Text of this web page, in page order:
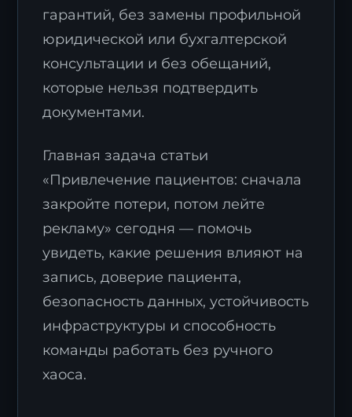
гарантий, без замены профильной
юридической или бухгалтерской
консультации и без обещаний,
которые нельзя подтвердить
документами.
Главная задача статьи
«Привлечение пациентов: сначала
закройте потери, потом лейте
рекламу» сегодня — помочь
увидеть, какие решения влияют на
запись, доверие пациента,
безопасность данных, устойчивость
инфраструктуры и способность
команды работать без ручного
хаоса.